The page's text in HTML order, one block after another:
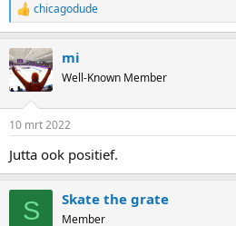
R
e
c
t
i
s
chicagodude
mi
Well-Known Member
10 mrt 2022
Jutta ook positief.
S Skate the grate
Member